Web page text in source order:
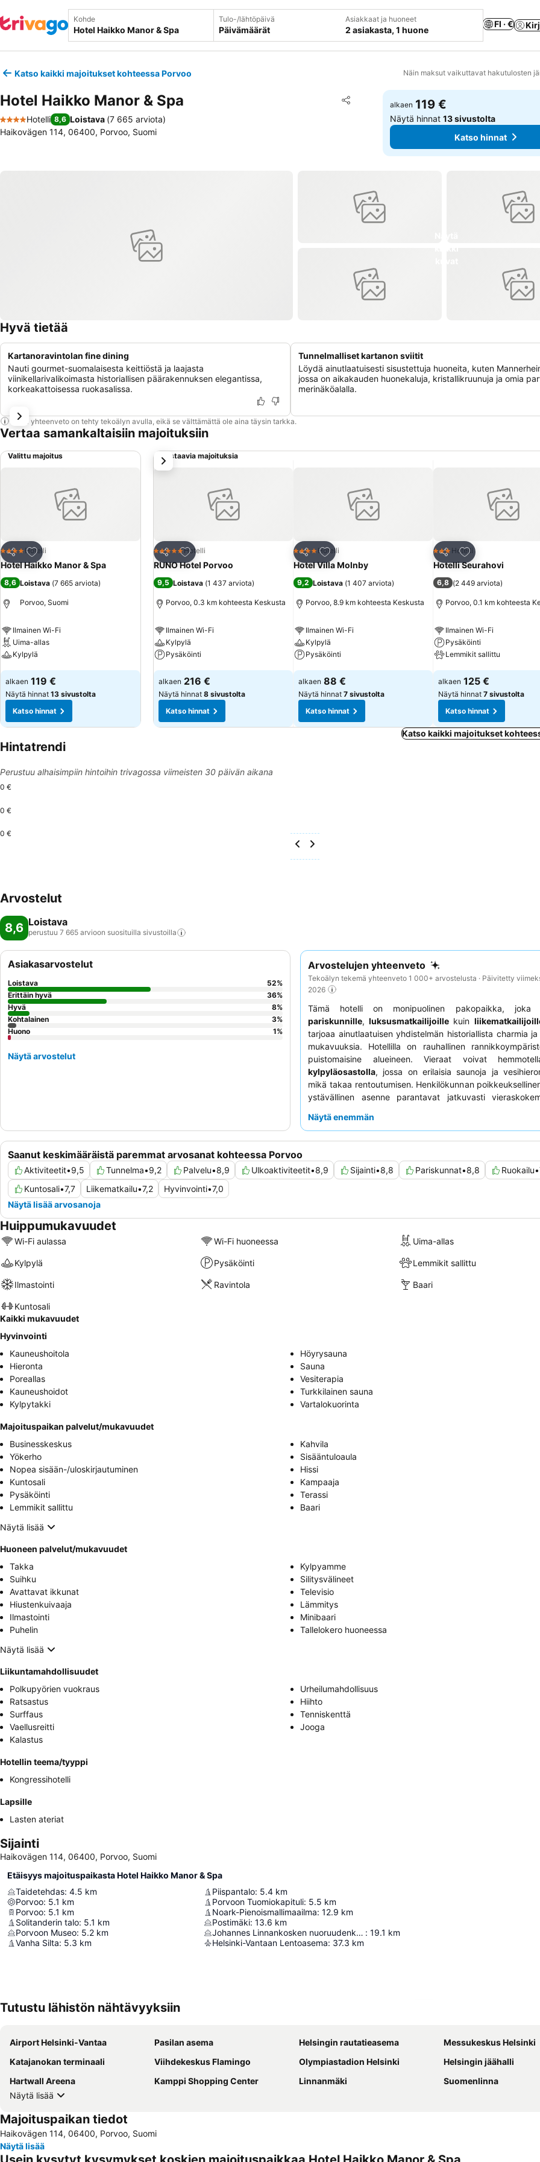
Kohde Tulo-/lähtöpäivä
Päivämäärät
Asiakkaat ja huoneet
2 asiakasta, 1 huone
FI · €
Katso kaikki majoitukset kohteessa Porvoo Näin maksut vaikuttavat hakutulosten
Hotel Haikko Manor & Spa Jaa
Lisää suosikkeihin
4 Tähtiluokitus
Hotelli 8,6 Loistava (7 665 arviota)
Haikovägen 114, 06400, Porvoo, Suomi
alkaen 119 €
Näytä hinnat13 sivustolta
Katso hinnat
Hyvä tietää
Kartanoravintolan fine dining
Nauti gourmet-suomalaisesta keittiöstä ja laajasta
viinikellarivalikoimasta historiallisen päärakennuksen elegantissa,
korkeakattoisessa ruokasalissa.
Tunnelmalliset kartanon sviitit
Löydä ainutlaatuisesti sisustettuja huoneita, kuten
jossa on aikakauden huonekaluja, kristallikruunuja ja omia
merinäköalalla.
Tämä yhteenveto on tehty tekoälyn avulla, eikä se välttämättä ole aina täysin tarkka.
Vertaa samankaltaisiin majoituksiin
Valittu majoitus
Jaa
Lisää suosikkeihin
4 Tähtiluokitus
Hotelli
Hotel Haikko Manor & Spa
8,6 Loistava (7 665 arviota)
Porvoo, Suomi
Ilmainen Wi-Fi
Uima-allas
Kylpylä
Katso hinnat
alkaen 119 €
Näytä hinnat 13 sivustolta
Katso hinnat
Vastaavia majoituksia
Jaa
Lisää suosikkeihin
5 Tähtiluokitus
Hotelli
RUNO Hotel Porvoo
9,5 Loistava (1 437 arviota)
Porvoo, 0.3 km kohteesta Keskusta
Ilmainen Wi-Fi
Kylpylä
Pysäköinti
Katso hinnat
alkaen 216 €
Näytä hinnat 8 sivustolta
Katso hinnat
Jaa
Lisää suosikkeihin
4 Tähtiluokitus
Hotelli
Hotel Villa Molnby
9,2 Loistava (1 407 arviota)
Porvoo, 8.9 km kohteesta Keskusta
Ilmainen Wi-Fi
Kylpylä
Pysäköinti
Katso hinnat
alkaen 88 €
Näytä hinnat 7 sivustolta
Katso hinnat
Jaa
Lisää suosikkeihin
3 Tähtiluokitus
Hotelli
Hotelli Seurahovi
6,8 (2 449 arviota)
Porvoo, 0.1 km kohteesta
Ilmainen Wi-Fi
Pysäköinti
Lemmikit sallittu
Katso hinnat
alkaen 125 €
Näytä hinnat 7 sivustolta
Katso hinnat
seuraava
Katso kaikki majoitukset
Hintatrendi
Perustuu alhaisimpiin hintoihin trivagossa viimeisten 30 päivän aikana
0 €
0 €
0 €
Arvostelut
8,6 Loistava
perustuu 7 665 arvioon suosituilla sivustoilla
Arvostelujen yhteenveto
Tekoälyn tekemä yhteenveto 1 000+ arvostelusta · Päivitetty
2026
Tämä hotelli on monipuolinen pakopaikka, joka
pariskunnille,luksusmatkailijoille kuin
tarjoaa ainutlaatuisen yhdistelmän historiallista charmia ja
mukavuuksia. Hotellilla on rauhallinen
puistomaisine alueineen. Vieraat voivat
kylpyläosastolla, jossa on erilaisia saunoja ja
mikä takaa rentoutumisen. Henkilökunnan
ystävällinen asenne parantavat jatkuvasti
ainutlaatuista oleskelua varten harkitse
Näytä enemmän
Saanut keskimääräistä paremmat arvosanat kohteessa Porvoo
Aktiviteetit•9,5 Tunnelma•9,2 Palvelu•8,9 Ulkoaktiviteetit•8,9 Sijainti•8,8 Pariskunnat•8,8 Ruokailu•
Kuntosali•7,7 Liikematkailu•7,2 Hyvinvointi•7,0
Näytä lisää arvosanoja
Asiakasarvostelut
Loistava 52%
Erittäin hyvä
36%
Hyvä
8%
Kohtalainen
3%
Huono
1%
Näytä arvostelut
Huippumukavuudet
Wi-Fi aulassa Wi-Fi huoneessa Uima-allas
Kylpylä Pysäköinti Lemmikit sallittu
Ilmastointi Ravintola Baari
Kuntosali
Kaikki mukavuudet
Hyvinvointi
Kauneushoitola
Höyrysauna
Hieronta
Sauna
Poreallas
Vesiterapia
Kauneushoidot
Turkkilainen sauna
Kylpytakki
Vartalokuorinta
Majoituspaikan palvelut/mukavuudet
Businesskeskus
Kahvila
Yökerho
Sisääntuloaula
Nopea sisään-/uloskirjautuminen
Hissi
Kuntosali
Kampaaja
Pysäköinti
Terassi
Lemmikit sallittu
Baari
Näytä lisää
Huoneen palvelut/mukavuudet
Takka
Kylpyamme
Suihku
Silitysvälineet
Avattavat ikkunat
Televisio
Hiustenkuivaaja
Lämmitys
Ilmastointi
Minibaari
Puhelin
Tallelokero huoneessa
Näytä lisää
Liikuntamahdollisuudet
Polkupyörien vuokraus
Urheilumahdollisuus
Ratsastus
Hiihto
Surffaus
Tenniskenttä
Vaellusreitti
Jooga
Kalastus
Hotellin teema/tyyppi
Kongressihotelli
Lapsille
Lasten ateriat
Sijainti
Haikovägen 114, 06400, Porvoo, Suomi
Etäisyys majoituspaikasta Hotel Haikko Manor & Spa
Taidetehdas: 4.5 km
Porvoo: 5.1 km
Porvoo: 5.1 km
Solitanderin talo: 5.1 km
Porvoon Museo: 5.2 km
Vanha Silta: 5.3 km
Piispantalo: 5.4 km
Porvoon Tuomiokapituli: 5.5 km
Noark-Pienoismallimaailma: 12.9 km
Postimäki: 13.6 km
Johannes Linnankosken nuoruudenkoti : 19.1 km
Helsinki-Vantaan Lentoasema: 37.3 km
Tutustu lähistön nähtävyyksiin
Airport Helsinki-Vantaa Pasilan asema Helsingin rautatieasema
Messukeskus Helsinki
Katajanokan terminaali
Viihdekeskus Flamingo Olympiastadion Helsinki
Helsingin jäähalli
Hartwall Areena
Kamppi Shopping Center Linnanmäki
Suomenlinna
Näytä lisää
Majoituspaikan tiedot
Haikovägen 114, 06400, Porvoo, Suomi
Näytä lisää